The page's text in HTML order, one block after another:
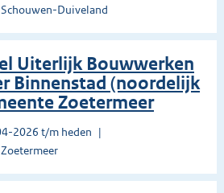
Duiveland
Uiterlijk Bouwwerken
Binnenstad (noordelijk
Zoetermeer
2026 t/m heden